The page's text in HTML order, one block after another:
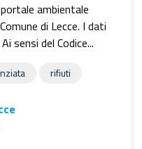
ambientale
di Lecce. I dati
sensi del Codice...
rifiuti